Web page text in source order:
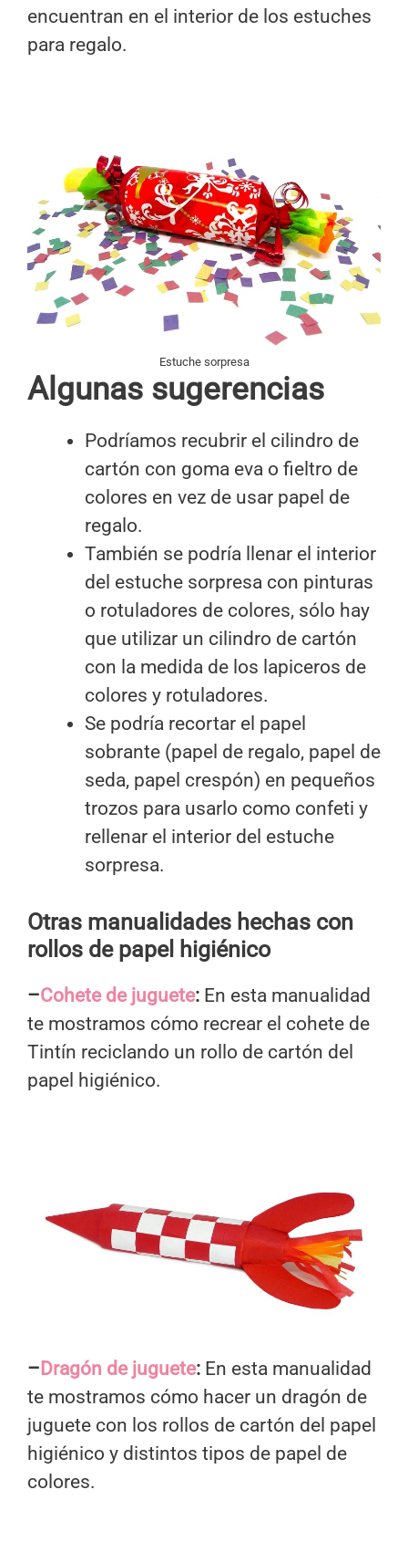
encuentran en el interior de los estuches
para regalo.
Estuche sorpresa
Algunas sugerencias
Podríamos recubrir el cilindro de
cartón con goma eva o fieltro de
colores en vez de usar papel de
regalo.
También se podría llenar el interior
del estuche sorpresa con pinturas
o rotuladores de colores, sólo hay
que utilizar un cilindro de cartón
con la medida de los lapiceros de
colores y rotuladores.
Se podría recortar el papel
sobrante (papel de regalo, papel de
seda, papel crespón) en pequeños
trozos para usarlo como confeti y
rellenar el interior del estuche
sorpresa.
Otras manualidades hechas con
rollos de papel higiénico
–Cohete de juguete: En esta manualidad
te mostramos cómo recrear el cohete de
Tintín reciclando un rollo de cartón del
papel higiénico.
– Dragón de juguete: En esta manualidad
te mostramos cómo hacer un dragón de
juguete con los rollos de cartón del papel
higiénico y distintos tipos de papel de
colores.